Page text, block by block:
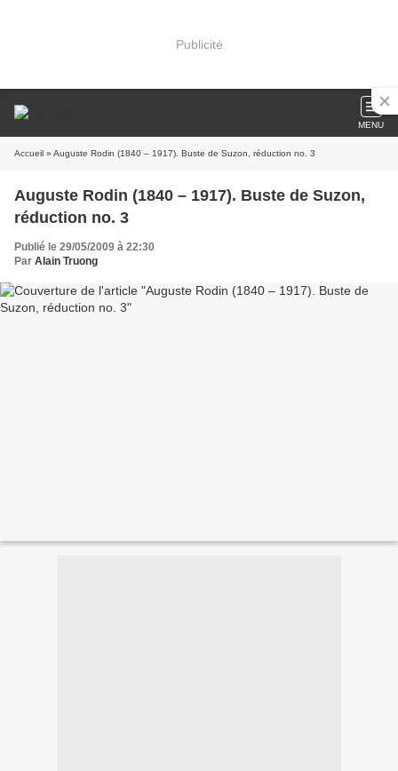
Publicité
MENU
Accueil » Auguste Rodin (1840 – 1917). Buste de Suzon, réduction no. 3
Auguste Rodin (1840 – 1917). Buste de Suzon,
réduction no. 3
Publié le 29/05/2009 à 22:30
Par Alain Truong